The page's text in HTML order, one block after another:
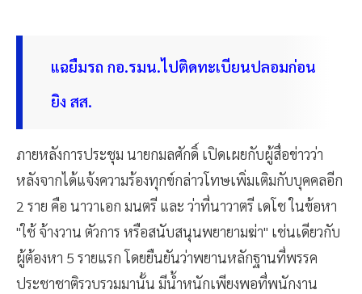
แฉยืมรถ กอ.รมน.ไปติดทะเบียนปลอมก่อน
ยิง สส.
ภายหลังการประชุม นายกมลศักดิ์ เปิดเผยกับผู้สื่อข่าวว่า
หลังจากได้แจ้งความร้องทุกข์กล่าวโทษเพิ่มเติมกับบุคคลอีก
2 ราย คือ นาวาเอก มนตรี และ ว่าที่นาวาตรี เดโช ในข้อหา
"ใช้ จ้างวาน ตัวการ หรือสนับสนุนพยายามฆ่า" เช่นเดียวกับ
ผู้ต้องหา 5 รายแรก โดยยืนยันว่าพยานหลักฐานที่พรรค
ประชาชาติรวบรวมมานั้น มีน้ำหนักเพียงพอที่พนักงาน